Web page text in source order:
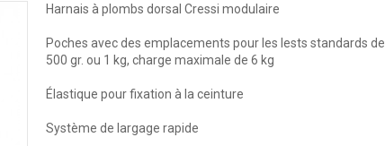
Harnais à plombs dorsal Cressi modulaire
Poches avec des emplacements pour les lests standards de
500 gr. ou 1 kg, charge maximale de 6 kg
Élastique pour fixation à la ceinture
Système de largage rapide